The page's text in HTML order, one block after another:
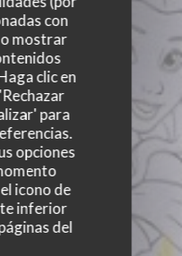
con
mostrar
clic en
para
opciones
icono de
inferior
del